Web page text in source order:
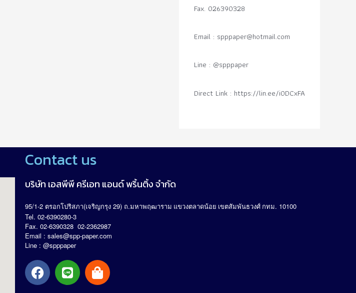
Fax. 026390328
Email : spppaper@hotmail.com
Line : @spppaper
Direct Link : https://lin.ee/i0DCxFA
Contact us
บริษัท เอสพีพี ครีเอท แอนด์ พริ้นติ้ง จำกัด
95/1-2 ตรอกโปริสภา(เจริญกรุง 29) ถ.มหาพฤฒาราม แขวงตลาดน้อย เขตสัมพันธวงศ์ กทม. 10100
Tel. 02-6390280-3
Fax. 02-6390328 02-2362987
Email : sales@spp-paper.com
Line : @spppaper